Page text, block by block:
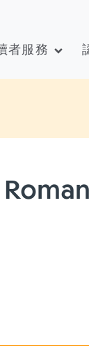
者服務